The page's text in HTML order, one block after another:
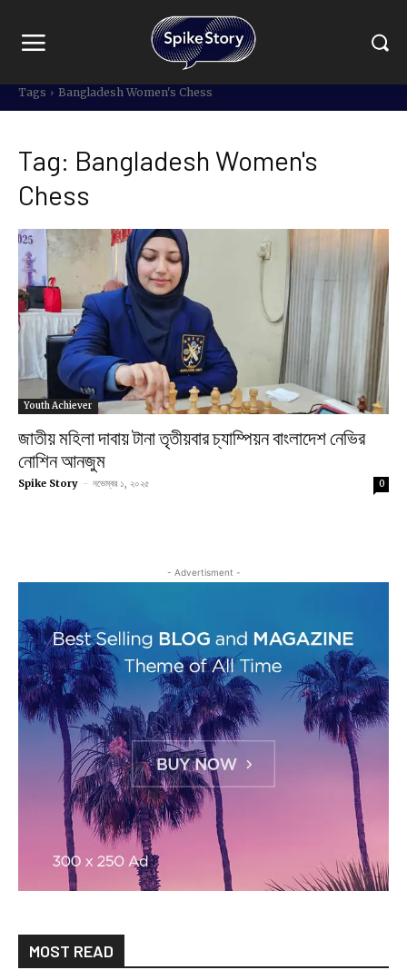
Tags Bangladesh Women's Chess
Tag: Bangladesh Women's
Chess
Youth Achiever
জাতীয় মহিলা দাবায় টানা তৃতীয়বার চ্যাম্পিয়ন বাংলাদেশ নেভির
নোশিন আনজুম
Spike Story - নভেম্বর ১, ২০২৫ 0
- Advertisment -
MOST READ